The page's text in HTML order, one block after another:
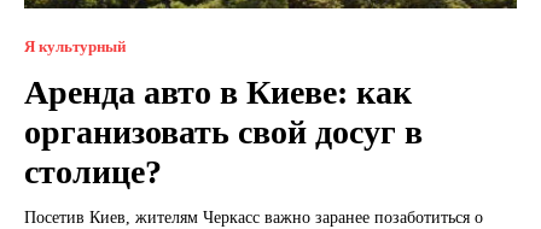
Я культурный
Аренда авто в Киеве: как
организовать свой досуг в
столице?
Посетив Киев, жителям Черкасс важно заранее позаботиться о